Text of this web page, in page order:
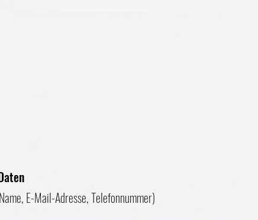
E-Mail-Adresse, Telefonnummer)